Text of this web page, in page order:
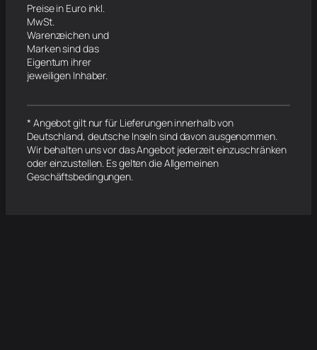
Preise in Euro inkl.
MwSt.
Warenzeichen und
Marken sind das
Eigentum ihrer
jeweiligen Inhaber.
* Angebot gilt nur für Lieferungen innerhalb von
Deutschland, deutsche Inseln sind davon ausgenommen.
Wir behalten uns vor das Angebot jederzeit einzuschränken
oder einzustellen. Es gelten die Allgemeinen
Geschäftsbedingungen.